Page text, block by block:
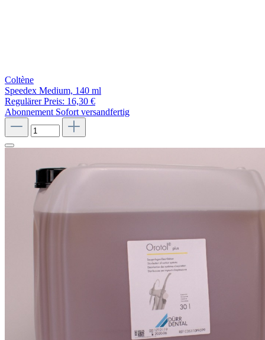
Coltène
Speedex Medium, 140 ml
Regulärer Preis: 16,30 €
Abonnement Sofort versandfertig